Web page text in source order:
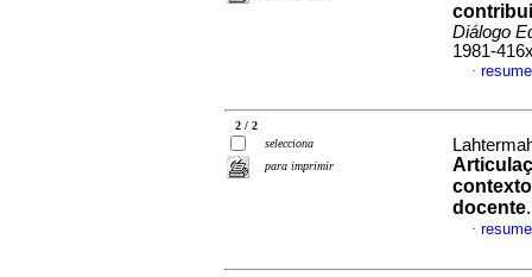
Diálogo
1981-
·
2 / 2
selecciona
para imprimir
docente
·